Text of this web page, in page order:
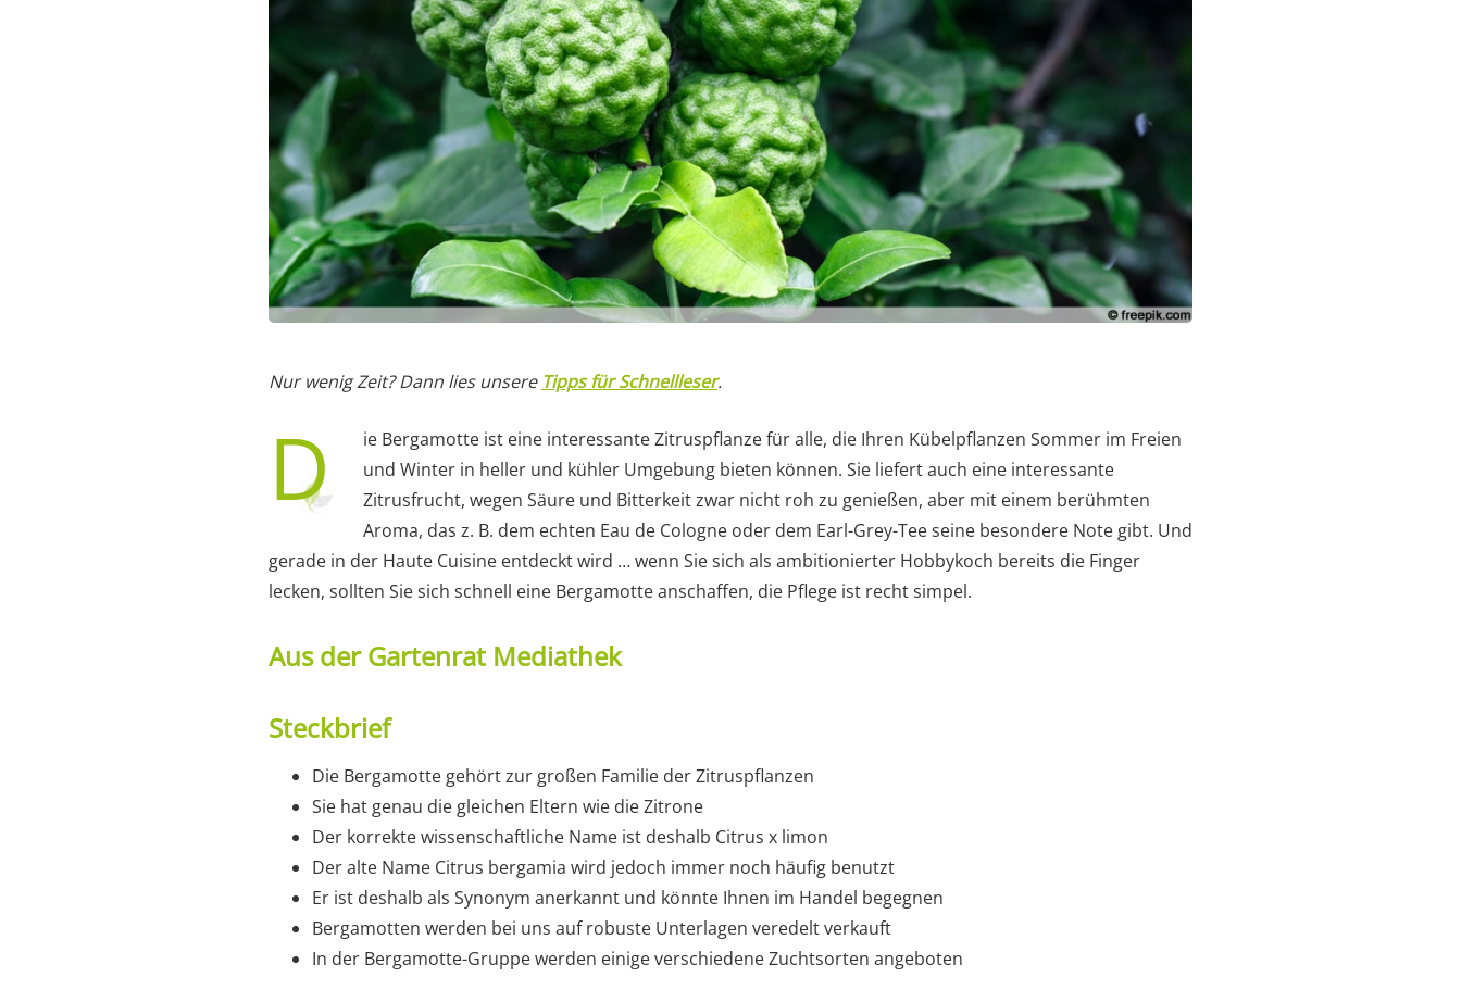
Nur wenig Zeit? Dann lies unsere Tipps für Schnellleser.
D
ie Bergamotte ist eine interessante Zitruspflanze für alle, die Ihren Kübelpflanzen Sommer im Freien
und Winter in heller und kühler Umgebung bieten können. Sie liefert auch eine interessante
Zitrusfrucht, wegen Säure und Bitterkeit zwar nicht roh zu genießen, aber mit einem berühmten
Aroma, das z. B. dem echten Eau de Cologne oder dem Earl-Grey-Tee seine besondere Note gibt. Und
gerade in der Haute Cuisine entdeckt wird … wenn Sie sich als ambitionierter Hobbykoch bereits die Finger
lecken, sollten Sie sich schnell eine Bergamotte anschaffen, die Pflege ist recht simpel.
Aus der Gartenrat Mediathek
Steckbrief
Die Bergamotte gehört zur großen Familie der Zitruspflanzen
Sie hat genau die gleichen Eltern wie die Zitrone
Der korrekte wissenschaftliche Name ist deshalb Citrus x limon
Der alte Name Citrus bergamia wird jedoch immer noch häufig benutzt
Er ist deshalb als Synonym anerkannt und könnte Ihnen im Handel begegnen
Bergamotten werden bei uns auf robuste Unterlagen veredelt verkauft
In der Bergamotte-Gruppe werden einige verschiedene Zuchtsorten angeboten